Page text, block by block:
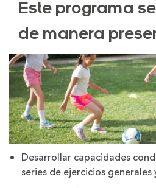
Este programa
de manera
Desarrollar capacidades
series de ejercicios